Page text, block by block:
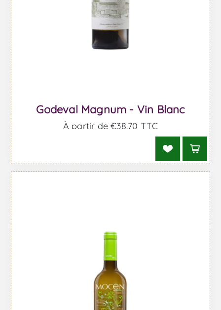
Godeval Magnum - Vin Blanc
À partir de €38,70 TTC